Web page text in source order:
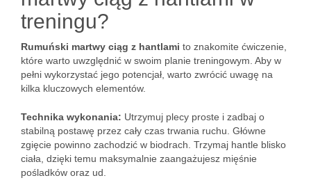
treningu?
Rumuński martwy ciąg z hantlami to znakomite ćwiczenie,
które warto uwzględnić w swoim planie treningowym. Aby w
pełni wykorzystać jego potencjał, warto zwrócić uwagę na
kilka kluczowych elementów.
Technika wykonania: Utrzymuj plecy proste i zadbaj o
stabilną postawę przez cały czas trwania ruchu. Główne
zgięcie powinno zachodzić w biodrach. Trzymaj hantle blisko
ciała, dzięki temu maksymalnie zaangażujesz mięśnie
pośladków oraz ud.